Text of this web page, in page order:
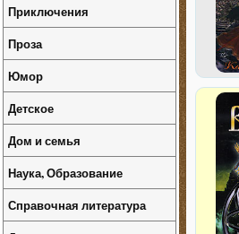
Приключения
Проза
Юмор
Детское
Дом и семья
Наука, Образование
Справочная литература